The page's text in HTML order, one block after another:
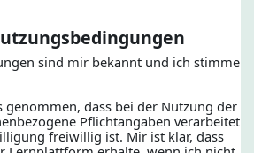
sind mir bekannt und ich stimme
genommen, dass bei der Nutzung der
Pflichtangaben verarbeitet
freiwillig ist. Mir ist klar, dass